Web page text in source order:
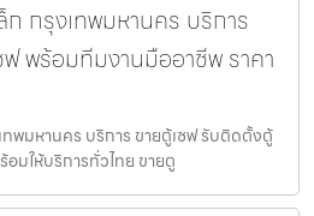
ก กรุงเทพมหานคร บริการ
พร้อมทีมงานมืออาชีพ ราคา
ทพมหานคร บริการ ขายตู้เซฟ รับติดตั้งตู้
มให้บริการทั่วไทย ขายตู